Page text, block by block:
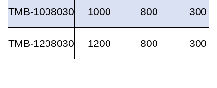
TMB-1008030 1000 800 300
TMB-1208030 1200 800 300